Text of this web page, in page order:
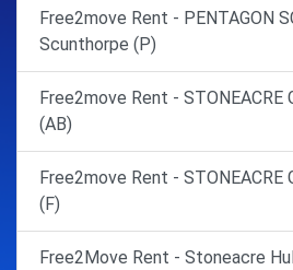
Free2move Rent - PENTAGON
Scunthorpe (P)
Free2move Rent - STONEACRE
(AB)
Free2move Rent - STONEACRE
(F)
Free2Move Rent - Stoneacre